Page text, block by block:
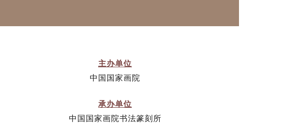
主办单位
中国国家画院
承办单位
中国国家画院书法篆刻所